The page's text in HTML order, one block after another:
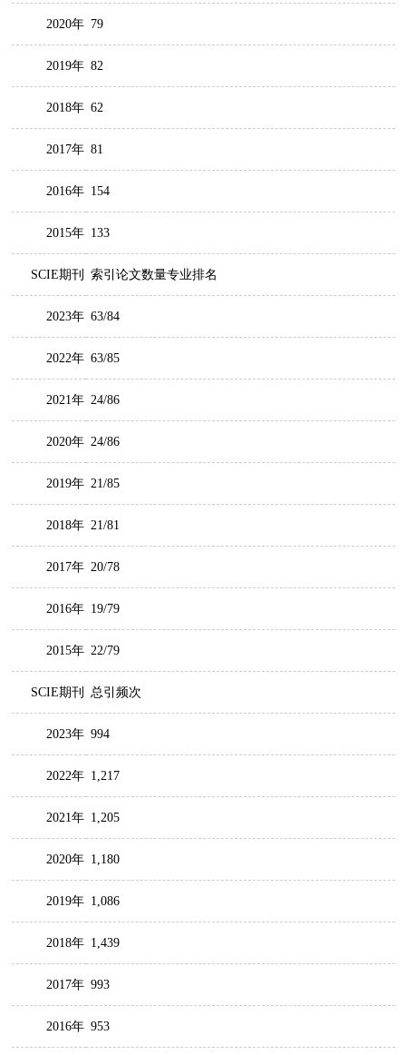
2020年 79
2019年 82
2018年 62
2017年 81
2016年 154
2015年 133
SCIE期刊 索引论文数量专业排名
2023年 63/84
2022年 63/85
2021年 24/86
2020年 24/86
2019年 21/85
2018年 21/81
2017年 20/78
2016年 19/79
2015年 22/79
SCIE期刊 总引频次
2023年 994
2022年 1,217
2021年 1,205
2020年 1,180
2019年 1,086
2018年 1,439
2017年 993
2016年 953